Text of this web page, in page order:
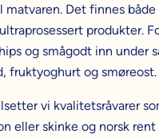
Det finnes både
produkter.
og smågodt inn under
fruktyoghurt og smøreost.
vi kvalitetsråvarer
eller skinke og norsk rent